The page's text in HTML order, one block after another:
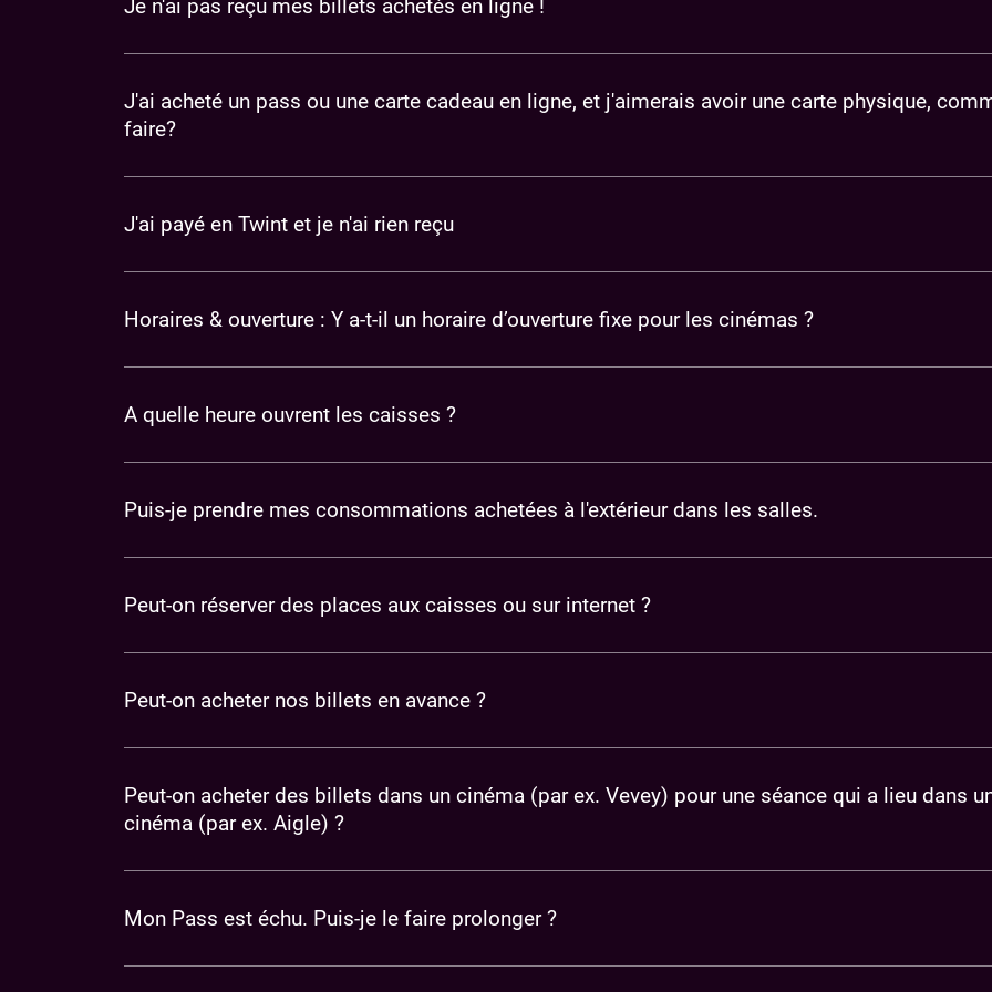
​Je n'ai pas reçu mes billets achetés en ligne !
J'ai acheté un pass ou une carte cadeau en ligne, et j'aimerais avoir une carte physique,
faire?
J'ai payé en Twint et je n'ai rien reçu
Horaires & ouverture : Y a-t-il un horaire d’ouverture fixe pour les cinémas ?
A quelle heure ouvrent les caisses ?
Puis-je prendre mes consommations achetées à l'extérieur dans les salles.
Peut-on réserver des places aux caisses ou sur internet ?
Peut-on acheter nos billets en avance ?
Peut-on acheter des billets dans un cinéma (par ex. Vevey) pour une séance qui a lieu dans
cinéma (par ex. Aigle) ?
Mon Pass est échu. Puis-je le faire prolonger ?